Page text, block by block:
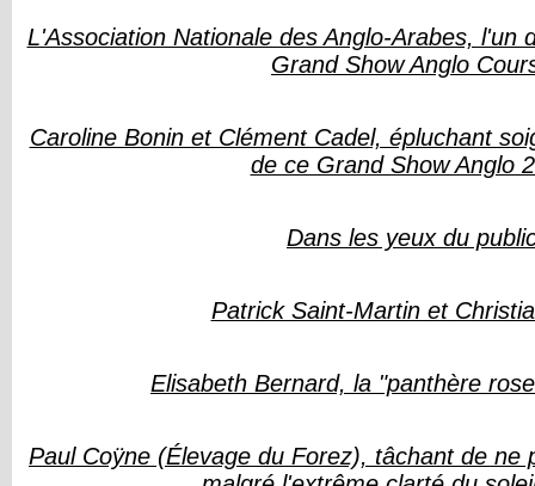
L'Association Nationale des Anglo-Arabes, l'un
Grand Show Anglo
Caroline Bonin et Clément Cadel, épluchant
de ce Grand Show Anglo
Dans les yeux du
Patrick Saint-Martin et
Elisabeth Bernard, la "panthère
Paul Coÿne (Élevage du Forez), tâchant de ne